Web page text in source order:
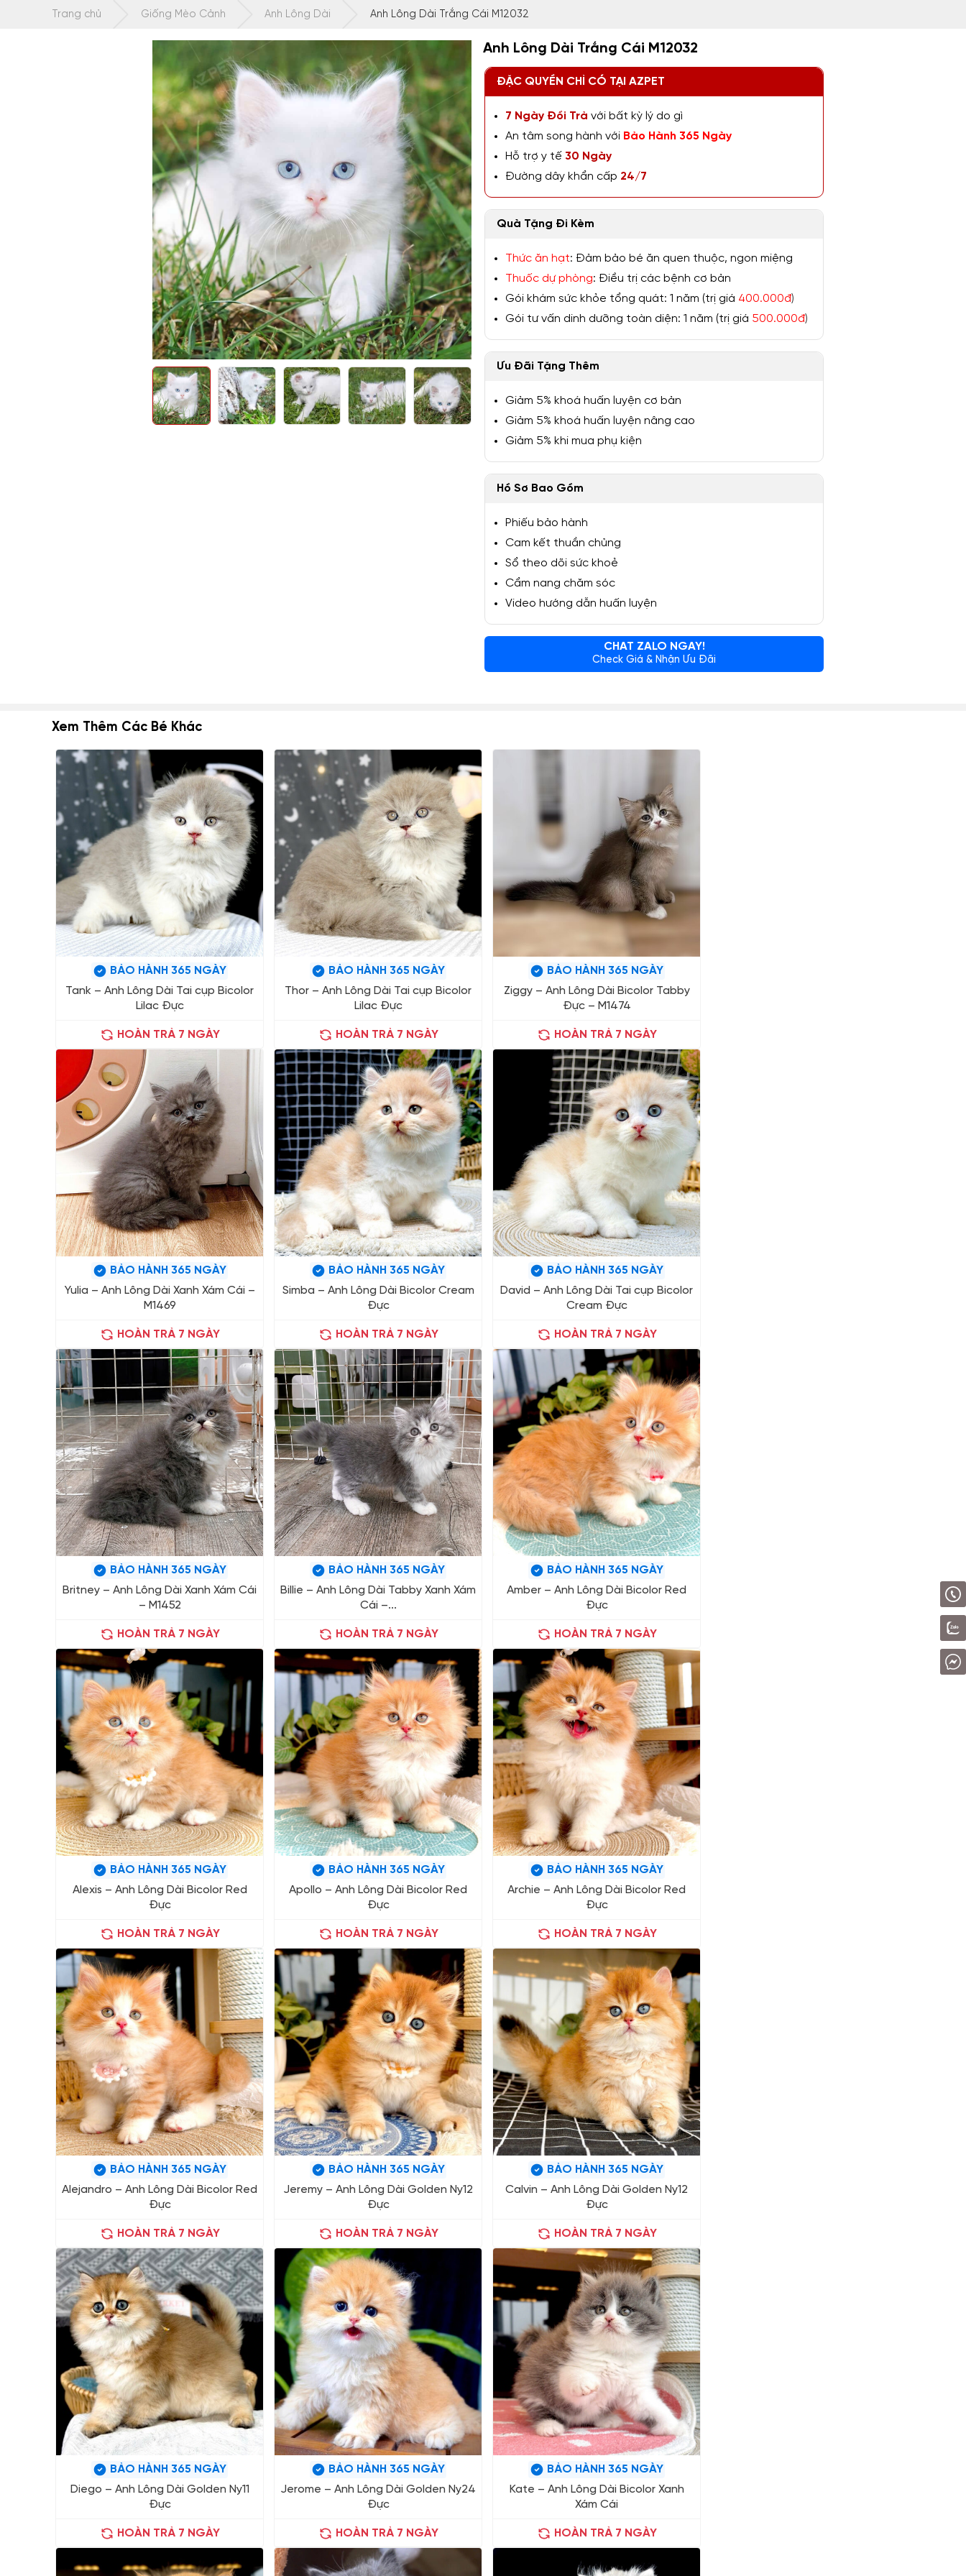
Trang chủ Giống Mèo Cảnh Anh Lông Dài Anh Lông Dài Trắng Cái M12032
1/5
Anh Lông Dài Trắng Cái M12032
ĐẶC QUYỀN CHỈ CÓ TẠI AZPET
7 Ngày Đổi Trả với bất kỳ lý do gì
An tâm song hành với Bảo Hành 365 Ngày
Hỗ trợ y tế 30 Ngày
Đường dây khẩn cấp 24/7
Quà Tặng Đi Kèm
Thức ăn hạt: Đảm bảo bé ăn quen thuộc, ngon miệng
Thuốc dự phòng: Điều trị các bệnh cơ bản
Gói khám sức khỏe tổng quát: 1 năm (trị giá 400.000đ)
Gói tư vấn dinh dưỡng toàn diện: 1 năm (trị giá 500.000đ)
Ưu Đãi Tặng Thêm
Giảm 5% khoá huấn luyện cơ bản
Giảm 5% khoá huấn luyện nâng cao
Giảm 5% khi mua phụ kiện
Hồ Sơ Bao Gồm
Phiếu bảo hành
Cam kết thuần chủng
Sổ theo dõi sức khoẻ
Cẩm nang chăm sóc
Video hướng dẫn huấn luyện
CHAT ZALO NGAY!
Check Giá & Nhận Ưu Đãi
Xem Thêm Các Bé Khác
BẢO HÀNH 365 NGÀY
Tank – Anh Lông Dài Tai cụp Bicolor
Lilac Đực
HOÀN TRẢ 7 NGÀY
BẢO HÀNH 365 NGÀY
Thor – Anh Lông Dài Tai cụp Bicolor
Lilac Đực
HOÀN TRẢ 7 NGÀY
BẢO HÀNH 365 NGÀY
Ziggy – Anh Lông Dài Bicolor Tabby
Đực – M1474
HOÀN TRẢ 7 NGÀY
BẢO HÀNH 365 NGÀY
Yulia – Anh Lông Dài Xanh Xám Cái –
M1469
HOÀN TRẢ 7 NGÀY
BẢO HÀNH 365 NGÀY
Simba – Anh Lông Dài Bicolor Cream
Đực
HOÀN TRẢ 7 NGÀY
BẢO HÀNH 365 NGÀY
David – Anh Lông Dài Tai cụp Bicolor
Cream Đực
HOÀN TRẢ 7 NGÀY
BẢO HÀNH 365 NGÀY
Britney – Anh Lông Dài Xanh Xám Cái
– M1452
HOÀN TRẢ 7 NGÀY
BẢO HÀNH 365 NGÀY
Billie – Anh Lông Dài Tabby Xanh Xám
Cái –...
HOÀN TRẢ 7 NGÀY
BẢO HÀNH 365 NGÀY
Amber – Anh Lông Dài Bicolor Red
Đực
HOÀN TRẢ 7 NGÀY
BẢO HÀNH 365 NGÀY
Alexis – Anh Lông Dài Bicolor Red
Đực
HOÀN TRẢ 7 NGÀY
BẢO HÀNH 365 NGÀY
Apollo – Anh Lông Dài Bicolor Red
Đực
HOÀN TRẢ 7 NGÀY
BẢO HÀNH 365 NGÀY
Archie – Anh Lông Dài Bicolor Red
Đực
HOÀN TRẢ 7 NGÀY
BẢO HÀNH 365 NGÀY
Alejandro – Anh Lông Dài Bicolor Red
Đực
HOÀN TRẢ 7 NGÀY
BẢO HÀNH 365 NGÀY
Jeremy – Anh Lông Dài Golden Ny12
Đực
HOÀN TRẢ 7 NGÀY
BẢO HÀNH 365 NGÀY
Calvin – Anh Lông Dài Golden Ny12
Đực
HOÀN TRẢ 7 NGÀY
BẢO HÀNH 365 NGÀY
Diego – Anh Lông Dài Golden Ny11
Đực
HOÀN TRẢ 7 NGÀY
BẢO HÀNH 365 NGÀY
Jerome – Anh Lông Dài Golden Ny24
Đực
HOÀN TRẢ 7 NGÀY
BẢO HÀNH 365 NGÀY
Kate – Anh Lông Dài Bicolor Xanh
Xám Cái
HOÀN TRẢ 7 NGÀY